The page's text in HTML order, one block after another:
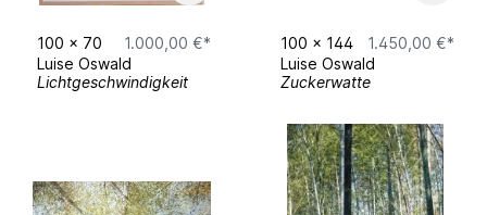
100 x 70
1.000,00 €*
Luise Oswald
Lichtgeschwindigkeit
100 x 144
1.450,00 €*
Luise Oswald
Zuckerwatte